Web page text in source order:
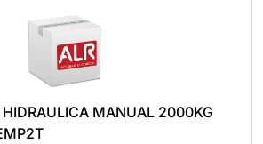
HIDRAULICA MANUAL 2000KG